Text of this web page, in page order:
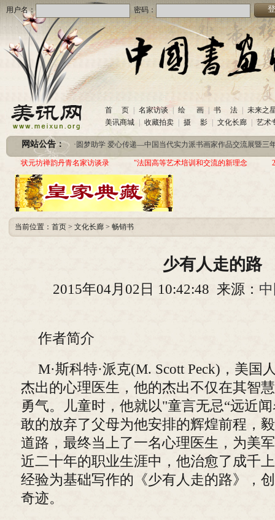
用户名： 密码：
首 页 名家访谈 绘 画 书 法
未来之
美讯商城
收藏拍卖 摄 影 文化长廊 艺术
网站公告：
· 美讯网诚招合作伙伴 (2020-10-26)
中国书画收藏频道服务咨询热线
· 圆梦助学 爱心传递—中国当代实力派书画家作品交流展暨三年帮助100位贫困儿童行动
·美讯网诚招合作伙伴(2020-10-26)
· 中国书画收藏频道服务咨询热线
(2020-06-26)
圆梦助学 爱心传递—中国当代实力派书画家作品交流展暨三年帮助100位贫困儿童行动
状元坊禅韵丹青名家访谈录 "法国高等艺术培训和交流的新理念
当前位置： 首页 > 文化长廊 > 畅销书
少有人走的路
2015年04月02日 10:42:48 来源：
作者简介
M·斯科特·派克(M. Scott Peck)，美国
杰出的心理医生，他的杰出不仅在其智
勇气。儿童时，他就以"童言无忌“远近
敢的放弃了父母为他安排的辉煌前程，
道路，最终当上了一名心理医生，为美
近二十年的职业生涯中，他治愈了成千
经验为基础写作的《少有人走的路》，
奇迹。